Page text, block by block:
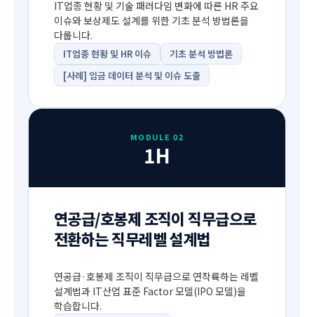
IT업종 현황 및 기술 패러다임 변화에 따른 HR 주요
이슈와 보상제도 설계를 위한 기초 분석 방법론을
다룹니다.
IT업종 현황 및 HR 이슈
기초 분석 방법론
[사례] 임금 데이터 분석 및 이슈 도출
MODULE 02
1H
연공급/호봉제 조직이 직무급으로
전환하는 직무레벨 설계법
연공급·호봉제 조직이 직무급으로 연착륙하는 레벨
설계법과 IT산업 표준 Factor 모델(IPO 모델)을
학습합니다.